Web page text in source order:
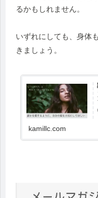
るかもしれません。
いずれにしても、身体
きましょう。
kamillc.com